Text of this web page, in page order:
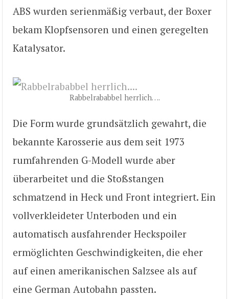
ABS wurden serienmäßig verbaut, der Boxer
bekam Klopfsensoren und einen geregelten
Katalysator.
Rabbelrababbel herrlich….
Die Form wurde grundsätzlich gewahrt, die
bekannte Karosserie aus dem seit 1973
rumfahrenden G-Modell wurde aber
überarbeitet und die Stoßstangen
schmatzend in Heck und Front integriert. Ein
vollverkleideter Unterboden und ein
automatisch ausfahrender Heckspoiler
ermöglichten Geschwindigkeiten, die eher
auf einen amerikanischen Salzsee als auf
eine German Autobahn passten.